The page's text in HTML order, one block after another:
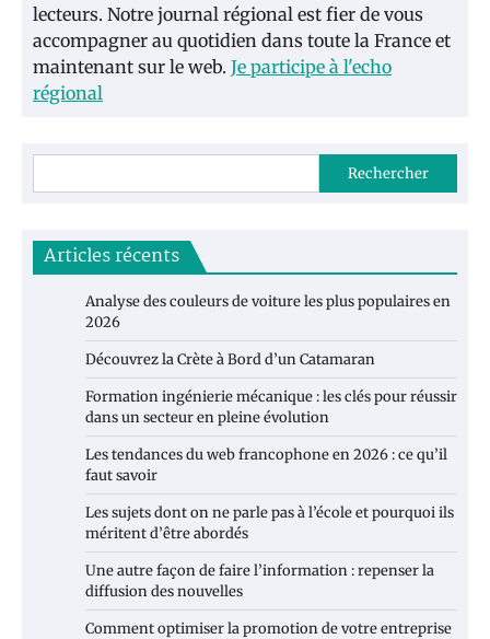
lecteurs. Notre journal régional est fier de vous
accompagner au quotidien dans toute la France et
maintenant sur le web. Je participe à l'echo
régional
Rechercher
Articles récents
Analyse des couleurs de voiture les plus populaires en
2026
Découvrez la Crète à Bord d’un Catamaran
Formation ingénierie mécanique : les clés pour réussir
dans un secteur en pleine évolution
Les tendances du web francophone en 2026 : ce qu’il
faut savoir
Les sujets dont on ne parle pas à l’école et pourquoi ils
méritent d’être abordés
Une autre façon de faire l’information : repenser la
diffusion des nouvelles
Comment optimiser la promotion de votre entreprise